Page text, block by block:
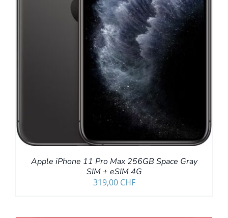
Apple iPhone 11 Pro Max 256GB Space Gray
SIM + eSIM 4G
319,00 CHF